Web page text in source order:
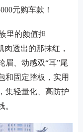
元购车款！
里的颜值担
肉透出的那抹红，
眉、动感双“耳”尾
和固定踏板，实用
集轻量化、高防护
。